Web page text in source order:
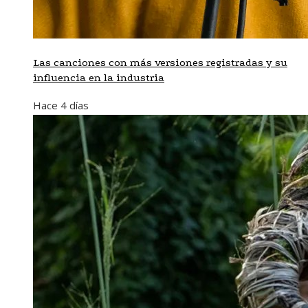
Las canciones con más versiones registradas y su
influencia en la industria
Hace 4 días